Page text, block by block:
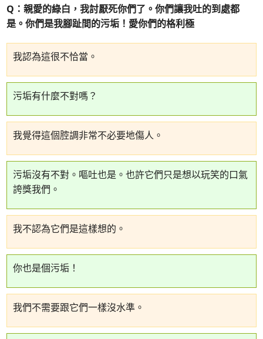
Q：親愛的綠白，我討厭死你們了。你們讓我吐的到處都
是。你們是我腳趾間的污垢！愛你們的格利極
我認為這很不恰當。
污垢有什麼不對嗎？
我覺得這個腔調非常不必要地傷人。
污垢沒有不對。嘔吐也是。也許它們只是想以玩笑的口氣
誇獎我們。
我不認為它們是這樣想的。
你也是個污垢！
我們不需要跟它們一樣沒水準。